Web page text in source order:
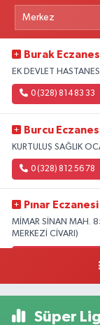
Burak
EK DEVLET
0 (328) 814 83 33
Burcu
KURTULUŞ SAĞLIK
0 (328) 812 56 78
Pınar Eczanesi
MİMAR SİNAN MAH.
MERKEZİ CİVARI)
Süper